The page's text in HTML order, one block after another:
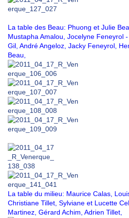
La table des Beau: Phuong et Julie
Mustapha Amalou, Jocelyne Feneyrol
Gil, André Angeloz, Jacky Feneyrol,
Beau,
La table du milieu: Maurice Calas,
Christiane Tillet, Sylviane et Lucette
Martinez, Gérard Achim, Adrien Tillet,